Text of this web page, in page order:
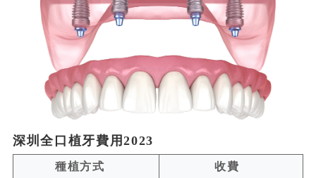
深圳全口植牙費用2023
種植方式
收費